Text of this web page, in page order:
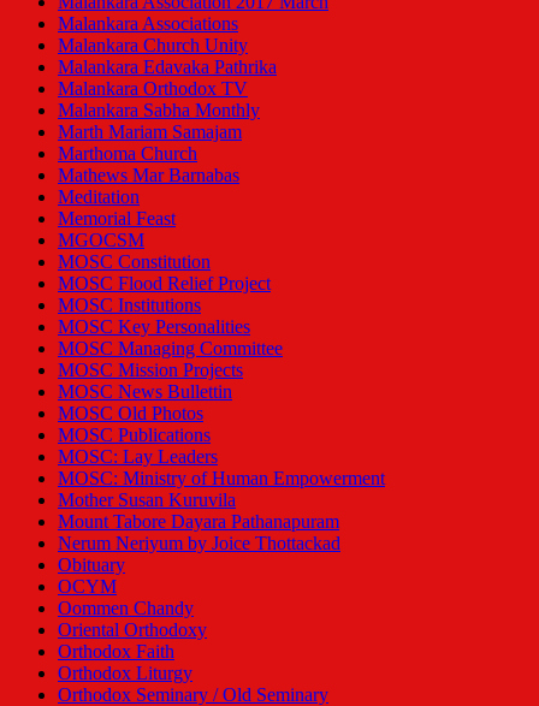
Malankara Associations
Malankara Church Unity
Malankara Edavaka Pathrika
Malankara Orthodox TV
Malankara Sabha Monthly
Marth Mariam Samajam
Marthoma Church
Mathews Mar Barnabas
Meditation
Memorial Feast
MGOCSM
MOSC Constitution
MOSC Flood Relief Project
MOSC Institutions
MOSC Key Personalities
MOSC Managing Committee
MOSC Mission Projects
MOSC News Bullettin
MOSC Old Photos
MOSC Publications
MOSC: Lay Leaders
MOSC: Ministry of Human Empowerment
Mother Susan Kuruvila
Mount Tabore Dayara Pathanapuram
Nerum Neriyum by Joice Thottackad
Obituary
OCYM
Oommen Chandy
Oriental Orthodoxy
Orthodox Faith
Orthodox Liturgy
Orthodox Seminary / Old Seminary